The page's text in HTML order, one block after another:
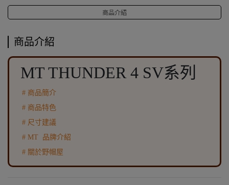
商品介紹
商品介紹
MT THUNDER 4 SV系列
# 商品簡介
# 商品特色
# 尺寸建議
# MT 品牌介紹
# 關於野帽屋